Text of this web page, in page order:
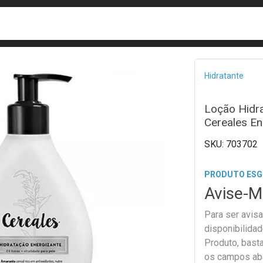
Hidratante
Loção
Cereales
703702
PRODUTO
Avise-
Para ser
Produto,
os campos